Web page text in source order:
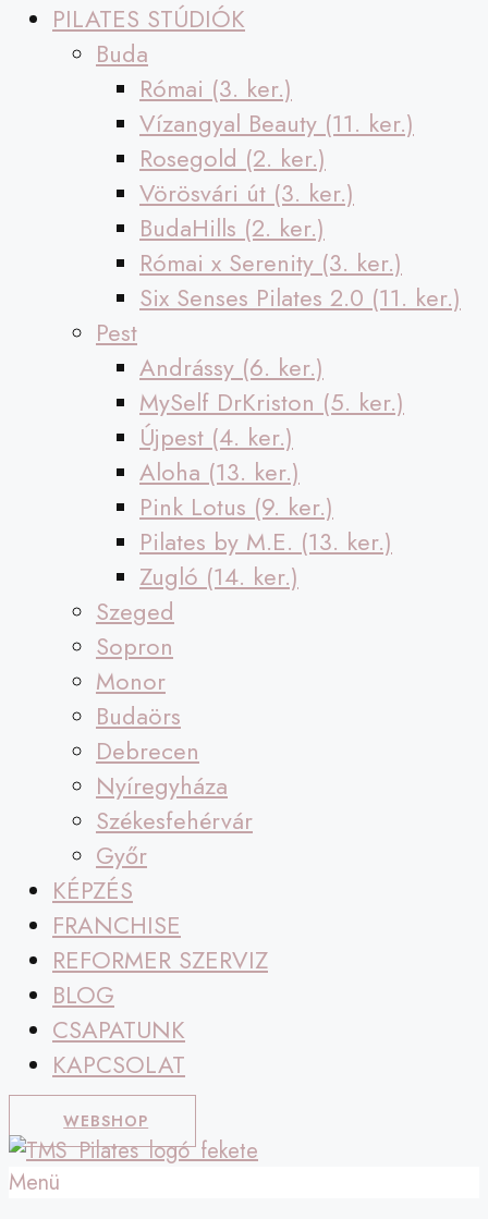
PILATES STÚDIÓK
Buda
Római (3. ker.)
Vízangyal Beauty (11. ker.)
Rosegold (2. ker.)
Vörösvári út (3. ker.)
BudaHills (2. ker.)
Római x Serenity (3. ker.)
Six Senses Pilates 2.0 (11. ker.)
Pest
Andrássy (6. ker.)
MySelf DrKriston (5. ker.)
Újpest (4. ker.)
Aloha (13. ker.)
Pink Lotus (9. ker.)
Pilates by M.E. (13. ker.)
Zugló (14. ker.)
Szeged
Sopron
Monor
Budaörs
Debrecen
Nyíregyháza
Székesfehérvár
Győr
KÉPZÉS
FRANCHISE
REFORMER SZERVIZ
BLOG
CSAPATUNK
KAPCSOLAT
WEBSHOP
Menü